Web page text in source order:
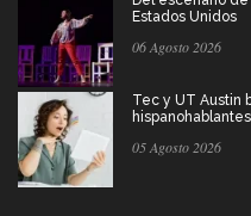
Estados Unidos
06 Agosto 2026
Tec y UT Austin
05 Agosto 2026